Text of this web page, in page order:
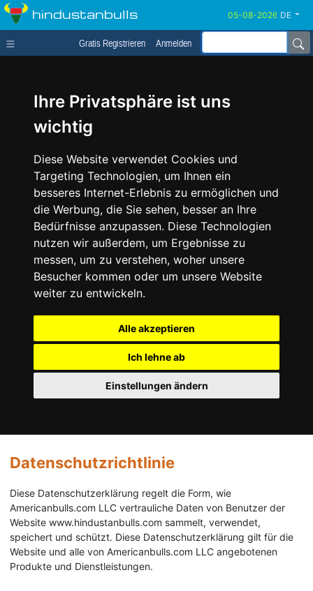
Ihre Privatsphäre ist uns
wichtig
Diese Website verwendet Cookies und
Targeting Technologien, um Ihnen ein
besseres Internet-Erlebnis zu ermöglichen und
die Werbung, die Sie sehen, besser an Ihre
Bedürfnisse anzupassen. Diese Technologien
nutzen wir außerdem, um Ergebnisse zu
messen, um zu verstehen, woher unsere
Besucher kommen oder um unsere Website
weiter zu entwickeln.
Alle akzeptieren
Ich lehne ab
Einstellungen ändern
hindustanbulls DE
Gratis Registrieren Anmelden
Datenschutzrichtlinie
Diese Datenschutzerklärung regelt die Form, wie
Americanbulls.com LLC vertrauliche Daten von Benutzer der
Website www.hindustanbulls.com sammelt, verwendet,
speichert und schützt. Diese Datenschutzerklärung gilt für die
Website und alle von Americanbulls.com LLC angebotenen
Produkte und Dienstleistungen.